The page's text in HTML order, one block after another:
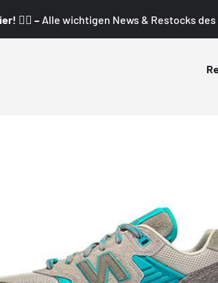
👇🏼 – Alle wichtigen News & Restocks